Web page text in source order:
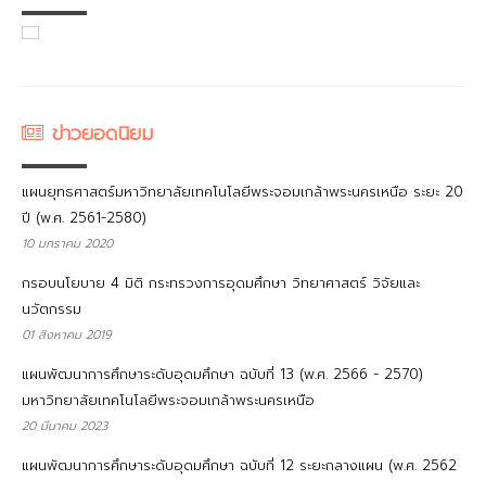
ข่าวยอดนิยม
แผนยุทธศาสตร์มหาวิทยาลัยเทคโนโลยีพระจอมเกล้าพระนครเหนือ ระยะ 20
ปี (พ.ศ. 2561-2580)
10 มกราคม 2020
กรอบนโยบาย 4 มิติ กระทรวงการอุดมศึกษา วิทยาศาสตร์ วิจัยและ
นวัตกรรม
01 สิงหาคม 2019
แผนพัฒนาการศึกษาระดับอุดมศึกษา ฉบับที่ 13 (พ.ศ. 2566 - 2570)
มหาวิทยาลัยเทคโนโลยีพระจอมเกล้าพระนครเหนือ
20 มีนาคม 2023
แผนพัฒนาการศึกษาระดับอุดมศึกษา ฉบับที่ 12 ระยะกลางแผน (พ.ศ. 2562